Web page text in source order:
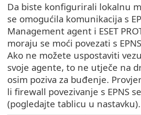
Da biste konfigurirali lokalnu
se omogućila komunikacija s
Management agent i ESET
moraju se moći povezati s
Ako ne možete uspostaviti vezu
svoje agente, to ne utječe na
osim poziva za buđenje.
li firewall povezivanje s EPNS
(pogledajte tablicu u nastavku).